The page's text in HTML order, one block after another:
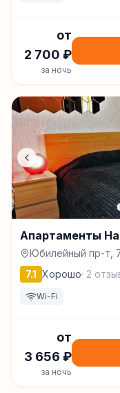
от
2 700 ₽
за ночь
Апартаменты
Юбилейный пр-т,
7.1 Хорошо· 2
Wi-Fi
от
3 656 ₽
за ночь